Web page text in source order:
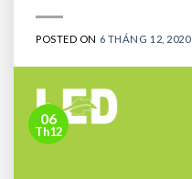
POSTED ON 6 THÁNG 12, 2020
06
Th12